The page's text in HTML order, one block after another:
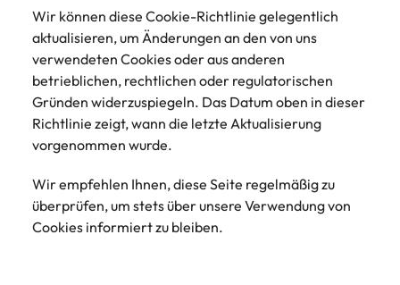
Wir können diese Cookie-Richtlinie gelegentlich
aktualisieren, um Änderungen an den von uns
verwendeten Cookies oder aus anderen
betrieblichen, rechtlichen oder regulatorischen
Gründen widerzuspiegeln. Das Datum oben in dieser
Richtlinie zeigt, wann die letzte Aktualisierung
vorgenommen wurde.
Wir empfehlen Ihnen, diese Seite regelmäßig zu
überprüfen, um stets über unsere Verwendung von
Cookies informiert zu bleiben.